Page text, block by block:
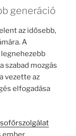
generáció
az idősebb,
A
szabad mozgás
vezette az
elfogadása
sofőrszolgálat